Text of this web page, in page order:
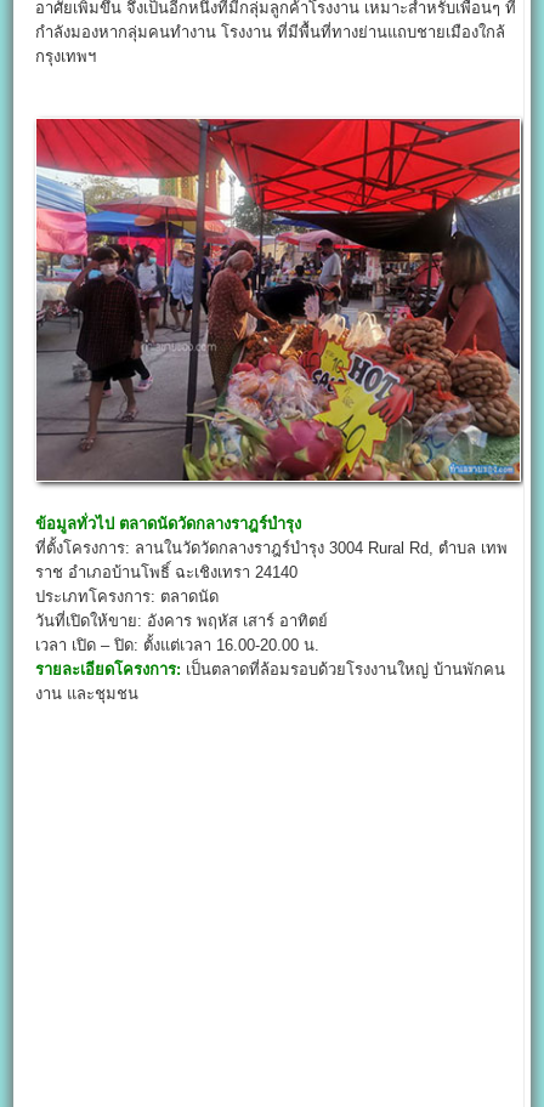
อาศัยเพิ่มขึ้น จึงเป็นอีกหนึ่งที่มีกลุ่มลูกค้าโรงงาน เหมาะสำหรับเพื่อนๆ ที่
กำลังมองหากลุ่มคนทำงาน โรงงาน ที่มีพื้นที่ทางย่านแถบชายเมืองใกล้
กรุงเทพฯ
ข้อมูลทั่วไป ตลาดนัดวัดกลางราฎร์บำรุง
ที่ตั้งโครงการ: ลานในวัดวัดกลางราฎร์บำรุง 3004 Rural Rd, ตำบล เทพ
ราช อำเภอบ้านโพธิ์ ฉะเชิงเทรา 24140
ประเภทโครงการ: ตลาดนัด
วันที่เปิดให้ขาย: อังคาร พฤหัส เสาร์ อาทิตย์
เวลา เปิด – ปิด: ตั้งแต่เวลา 16.00-20.00 น.
รายละเอียดโครงการ: เป็นตลาดที่ล้อมรอบด้วยโรงงานใหญ่ บ้านพักคน
งาน และชุมชน